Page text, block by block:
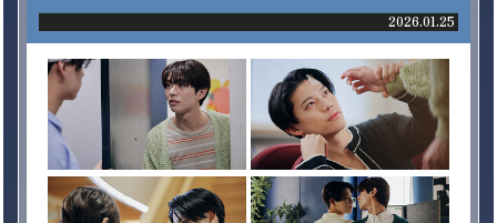
2026.01.25